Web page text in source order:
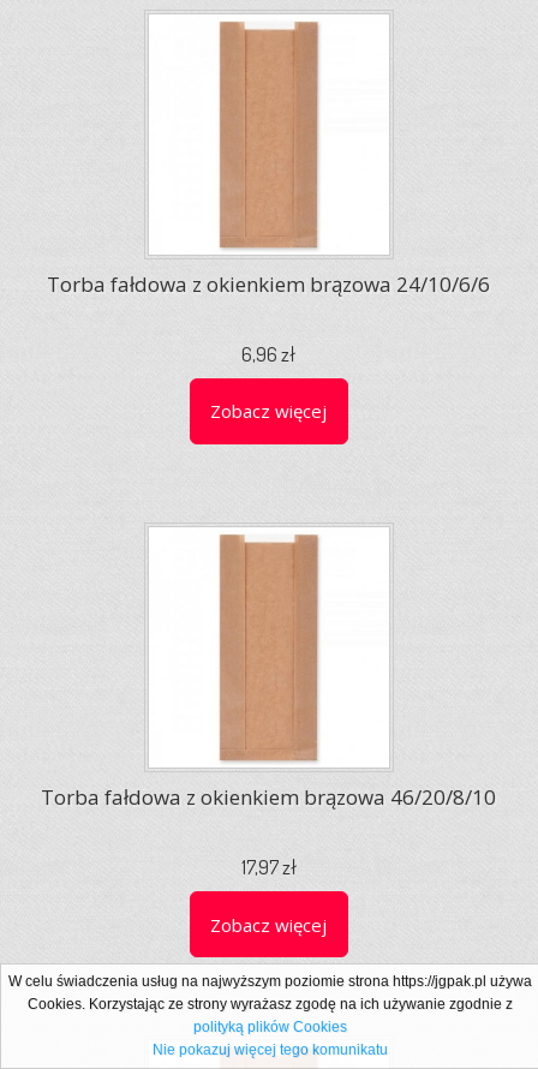
Torba fałdowa z okienkiem brązowa 24/10/6/6
6,96 zł
Zobacz więcej
Torba fałdowa z okienkiem brązowa 46/20/8/10
17,97 zł
Zobacz więcej
W celu świadczenia usług na najwyższym poziomie strona https://jgpak.pl używa
Cookies. Korzystając ze strony wyrażasz zgodę na ich używanie zgodnie z
polityką plików Cookies
Nie pokazuj więcej tego komunikatu